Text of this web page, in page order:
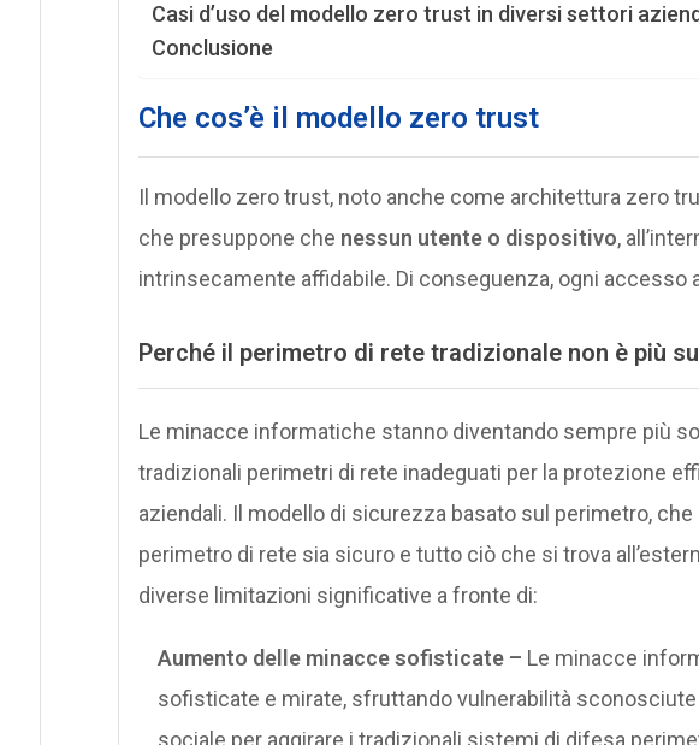
Casi d’uso del modello zero trust in diversi settori
Conclusione
Che cos’è il modello zero trust
Il modello zero trust, noto anche come architettura zero
che presuppone che nessun utente o dispositivo,
intrinsecamente affidabile. Di conseguenza, ogni accesso
Perché il perimetro di rete tradizionale non è più
Le minacce informatiche stanno diventando sempre più
tradizionali perimetri di rete inadeguati per la protezione
aziendali. Il modello di sicurezza basato sul perimetro, che
perimetro di rete sia sicuro e tutto ciò che si trova
diverse limitazioni significative a fronte di:
Aumento delle minacce sofisticate – Le minacce
sofisticate e mirate, sfruttando vulnerabilità sconosciute
sociale per aggirare i tradizionali sistemi di difesa